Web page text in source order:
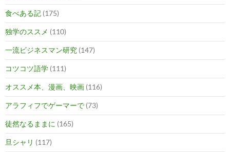
食べある記 (175)
独学のススメ (110)
一流ビジネスマン研究 (147)
コツコツ語学 (111)
オススメ本、漫画、映画 (116)
アラフィフでゲーマーで (73)
徒然なるままに (165)
旦シャリ (117)